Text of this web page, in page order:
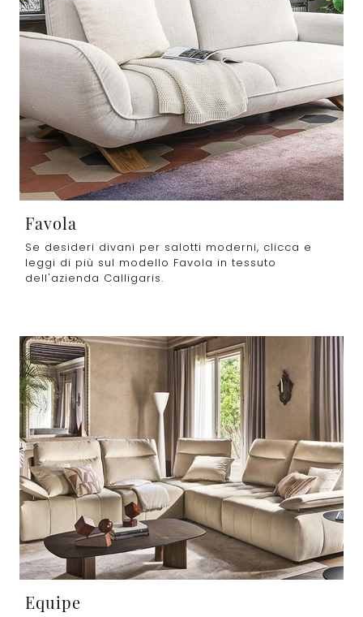
Favola
Se desideri divani per salotti moderni, clicca e
leggi di più sul modello Favola in tessuto
dell'azienda Calligaris.
Equipe